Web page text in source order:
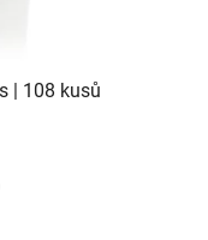
| 108 kusů